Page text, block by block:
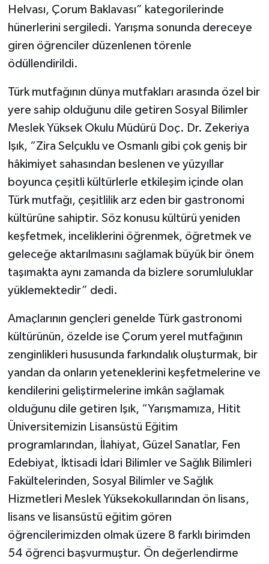
Helvası, Çorum Baklavası” kategorilerinde
hünerlerini sergiledi. Yarışma sonunda dereceye
giren öğrenciler düzenlenen törenle
ödüllendirildi.
Türk mutfağının dünya mutfakları arasında özel bir
yere sahip olduğunu dile getiren Sosyal Bilimler
Meslek Yüksek Okulu Müdürü Doç. Dr. Zekeriya
Işık, “Zira Selçuklu ve Osmanlı gibi çok geniş bir
hâkimiyet sahasından beslenen ve yüzyıllar
boyunca çeşitli kültürlerle etkileşim içinde olan
Türk mutfağı, çeşitlilik arz eden bir gastronomi
kültürüne sahiptir. Söz konusu kültürü yeniden
keşfetmek, inceliklerini öğrenmek, öğretmek ve
geleceğe aktarılmasını sağlamak büyük bir önem
taşımakta aynı zamanda da bizlere sorumluluklar
yüklemektedir” dedi.
Amaçlarının gençleri genelde Türk gastronomi
kültürünün, özelde ise Çorum yerel mutfağının
zenginlikleri hususunda farkındalık oluşturmak, bir
yandan da onların yeteneklerini keşfetmelerine ve
kendilerini geliştirmelerine imkân sağlamak
olduğunu dile getiren Işık, “Yarışmamıza, Hitit
Üniversitemizin Lisansüstü Eğitim
programlarından, İlahiyat, Güzel Sanatlar, Fen
Edebiyat, İktisadi İdari Bilimler ve Sağlık Bilimleri
Fakültelerinden, Sosyal Bilimler ve Sağlık
Hizmetleri Meslek Yüksekokullarından ön lisans,
lisans ve lisansüstü eğitim gören
öğrencilerimizden olmak üzere 8 farklı birimden
54 öğrenci başvurmuştur. Ön değerlendirme